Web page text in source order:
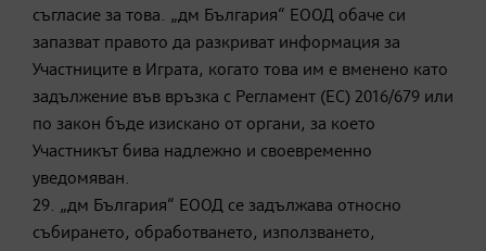
съгласие за това. „дм България“ ЕООД обаче си
запазват правото да разкриват информация за
Участниците в Играта, когато това им е вменено като
задължение във връзка с Регламент (ЕС) 2016/679 или
по закон бъде изискано от органи, за което
Участникът бива надлежно и своевременно
уведомяван.
29. „дм България“ ЕООД се задължава относно
събирането, обработването, използването,